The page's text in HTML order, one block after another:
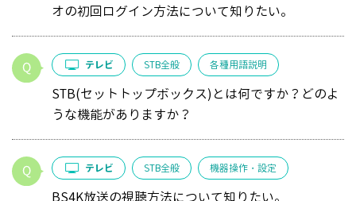
オの初回ログイン方法について知りたい。
テレビ STB全般 各種用語説明
STB(セットトップボックス)とは何ですか？どのよ
うな機能がありますか？
テレビ STB全般 機器操作・設定
BS4K放送の視聴方法について知りたい。